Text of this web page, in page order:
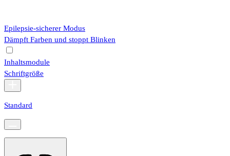
Epilepsie-sicherer Modus
Dämpft Farben und stoppt Blinken
Inhaltsmodule
Schriftgröße
Standard